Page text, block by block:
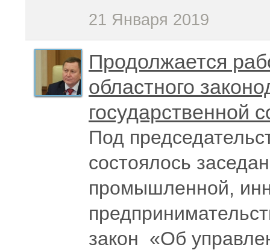
21 Января 2019
Продолжается
областного
государственной
Под
состоялось
промышленной,
закон «Об